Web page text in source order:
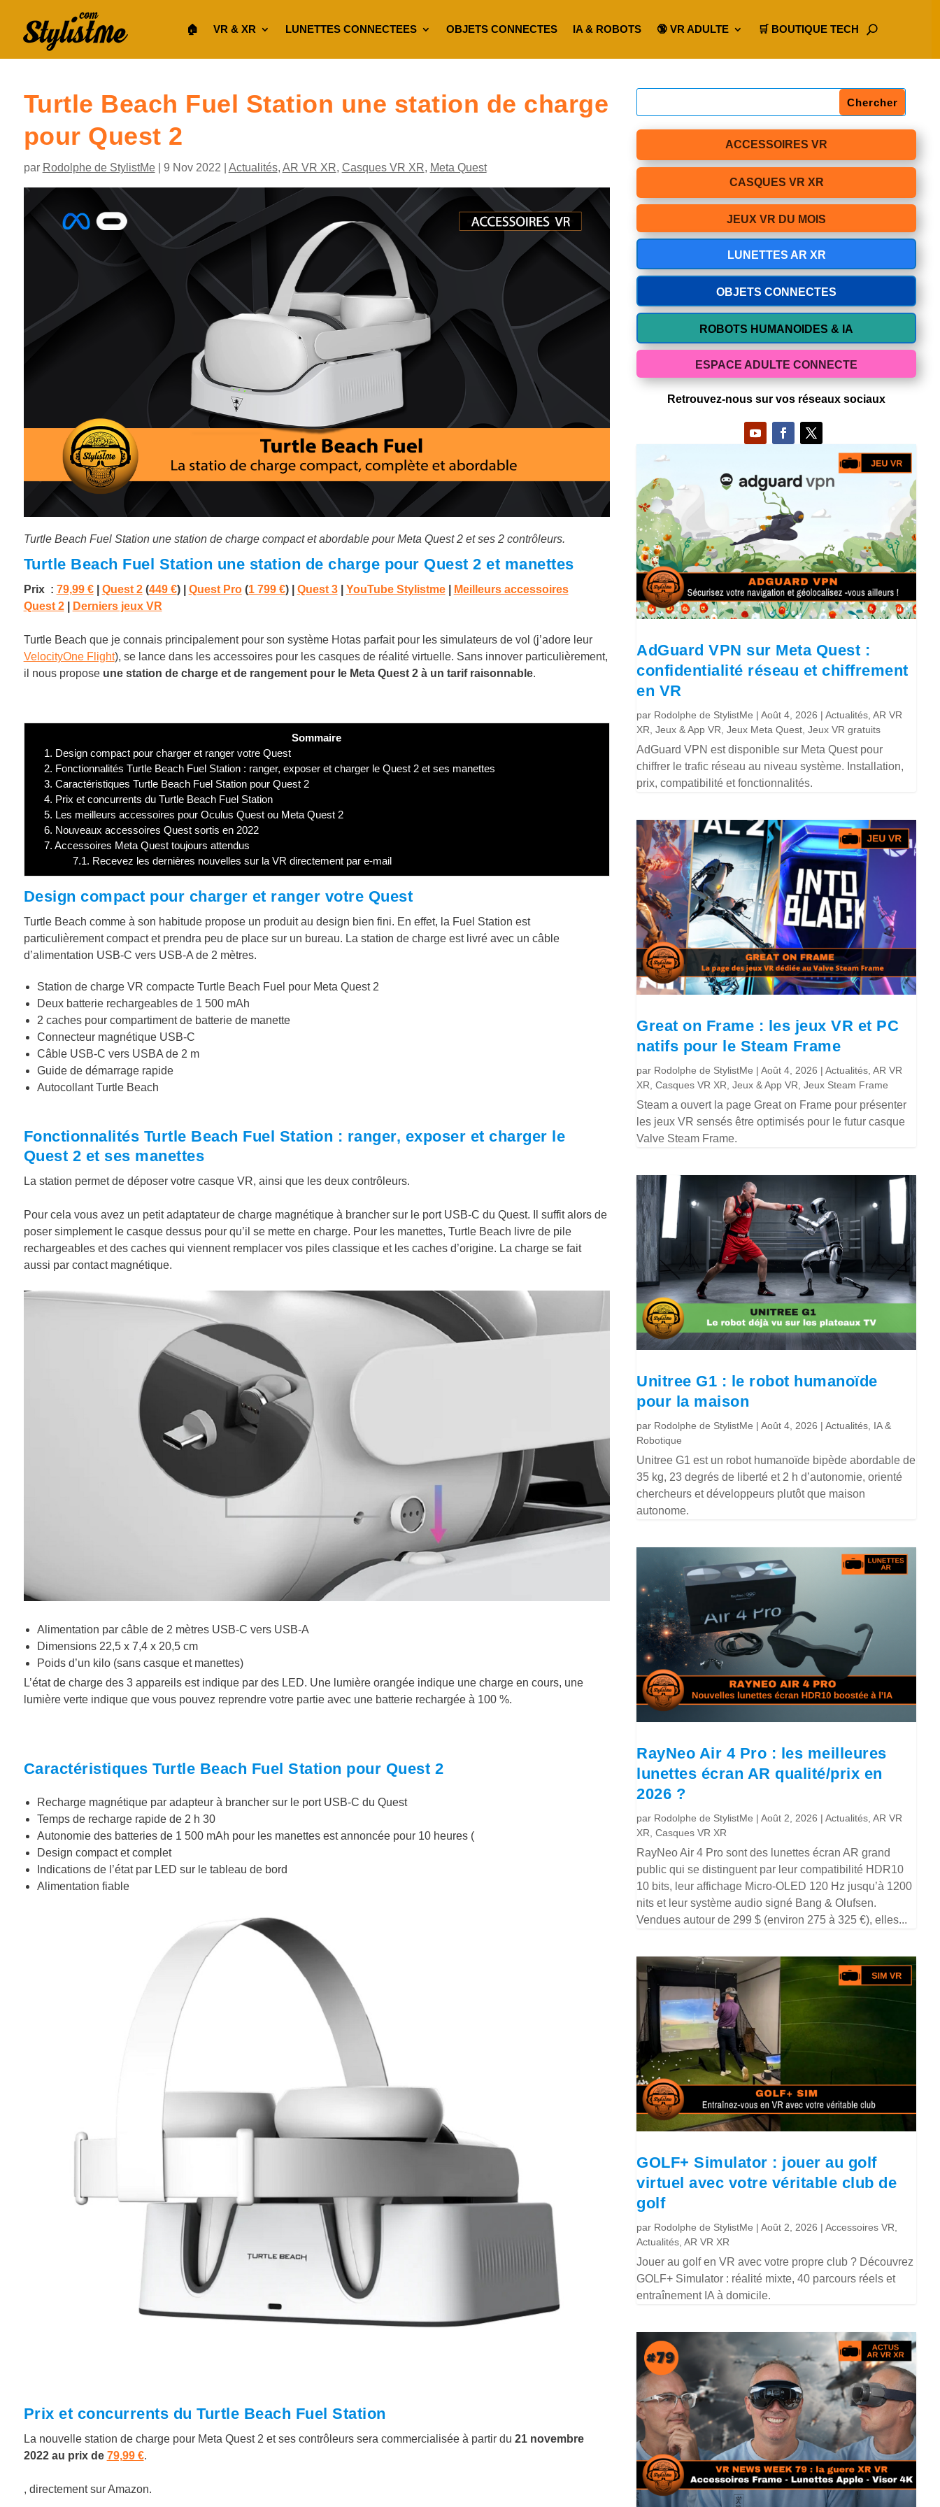
🏠︎ VR & XR LUNETTES CONNECTEES OBJETS CONNECTES IA & ROBOTS 🔞 VR ADULTE 🛒 BOUTIQUE TECH
Turtle Beach Fuel Station une station de charge
pour Quest 2
par Rodolphe de StylistMe| 9 Nov 2022 Actualités, AR VR XR, Casques VR XR, Meta Quest
Turtle Beach Fuel Station une station de charge compact et abordable pour Meta Quest 2 et ses 2 contrôleurs.
Turtle Beach Fuel Station une station de charge pour Quest 2 et manettes
Prix : 79,99 €| Quest 2(449 €) | Quest Pro(1 799 €) Quest 3| YouTube Stylistme|
Meilleurs accessoires
Quest 2
Derniers jeux VR
Turtle Beach que je connais principalement pour son système Hotas parfait pour les simulateurs de vol (j’adore leur
VelocityOne Flight), se lance dans les accessoires pour les casques de réalité virtuelle. Sans innover particulièrement,
il nous propose une station de charge et de rangement pour le Meta Quest 2 à un tarif raisonnable.
Sommaire
1. Design compact pour charger et ranger votre Quest
2. Fonctionnalités Turtle Beach Fuel Station : ranger, exposer et charger le Quest 2 et ses manettes
3. Caractéristiques Turtle Beach Fuel Station pour Quest 2
4. Prix et concurrents du Turtle Beach Fuel Station
5. Les meilleurs accessoires pour Oculus Quest ou Meta Quest 2
6. Nouveaux accessoires Quest sortis en 2022
7. Accessoires Meta Quest toujours attendus
7.1. Recevez les dernières nouvelles sur la VR directement par e-mail
Design compact pour charger et ranger votre Quest
Turtle Beach comme à son habitude propose un produit au design bien fini. En effet, la Fuel Station est
particulièrement compact et prendra peu de place sur un bureau. La station de charge est livré avec un câble
d’alimentation USB-C vers USB-A de 2 mètres.
Station de charge VR compacte Turtle Beach Fuel pour Meta Quest 2
Deux batterie rechargeables de 1 500 mAh
2 caches pour compartiment de batterie de manette
Connecteur magnétique USB-C
Câble USB-C vers USBA de 2 m
Guide de démarrage rapide
Autocollant Turtle Beach
Fonctionnalités Turtle Beach Fuel Station : ranger, exposer et charger le
Quest 2 et ses manettes
La station permet de déposer votre casque VR, ainsi que les deux contrôleurs.
Pour cela vous avez un petit adaptateur de charge magnétique à brancher sur le port USB-C du Quest. Il suffit alors de
poser simplement le casque dessus pour qu’il se mette en charge. Pour les manettes, Turtle Beach livre de pile
rechargeables et des caches qui viennent remplacer vos piles classique et les caches d’origine. La charge se fait
aussi par contact magnétique.
Alimentation par câble de 2 mètres USB-C vers USB-A
Dimensions 22,5 x 7,4 x 20,5 cm
Poids d’un kilo (sans casque et manettes)
L’état de charge des 3 appareils est indique par des LED. Une lumière orangée indique une charge en cours, une
lumière verte indique que vous pouvez reprendre votre partie avec une batterie rechargée à 100 %.
Caractéristiques Turtle Beach Fuel Station pour Quest 2
Recharge magnétique par adapteur à brancher sur le port USB-C du Quest
Temps de recharge rapide de 2 h 30
Autonomie des batteries de 1 500 mAh pour les manettes est annoncée pour 10 heures (
Design compact et complet
Indications de l’état par LED sur le tableau de bord
Alimentation fiable
Prix et concurrents du Turtle Beach Fuel Station
La nouvelle station de charge pour Meta Quest 2 et ses contrôleurs sera commercialisée à partir du 21 novembre
2022 au prix de 79,99 €.
, directement sur Amazon.
ACCESSOIRES VR
CASQUES VR XR
JEUX VR DU MOIS
LUNETTES AR XR
OBJETS CONNECTES
ROBOTS HUMANOIDES & IA
ESPACE ADULTE CONNECTE
Retrouvez-nous sur vos réseaux sociaux
AdGuard VPN sur Meta Quest :
confidentialité réseau et chiffrement
en VR
par Rodolphe de StylistMe |Août 4, 2026 |Actualités ,AR VR
XR ,Jeux & App VR ,Jeux Meta Quest ,Jeux VR gratuits
AdGuard VPN est disponible sur Meta Quest pour
chiffrer le trafic réseau au niveau système. Installation,
prix, compatibilité et fonctionnalités.
Great on Frame : les jeux VR et PC
natifs pour le Steam Frame
par Rodolphe de StylistMe |Août 4, 2026 |Actualités ,AR VR
XR ,Casques VR XR ,Jeux & App VR ,Jeux Steam Frame
Steam a ouvert la page Great on Frame pour présenter
les jeux VR sensés être optimisés pour le futur casque
Valve Steam Frame.
Unitree G1 : le robot humanoïde
pour la maison
par Rodolphe de StylistMe |Août 4, 2026 |Actualités IA &
Robotique
Unitree G1 est un robot humanoïde bipède abordable de
35 kg, 23 degrés de liberté et 2 h d’autonomie, orienté
chercheurs et développeurs plutôt que maison
autonome.
RayNeo Air 4 Pro : les meilleures
lunettes écran AR qualité/prix en
2026 ?
par Rodolphe de StylistMe |Août 2, 2026 |Actualités ,AR VR
XR ,Casques VR XR
RayNeo Air 4 Pro sont des lunettes écran AR grand
public qui se distinguent par leur compatibilité HDR10
10 bits, leur affichage Micro-OLED 120 Hz jusqu’à 1200
nits et leur système audio signé Bang & Olufsen.
Vendues autour de 299 $ (environ 275 à 325 €), elles...
GOLF+ Simulator : jouer au golf
virtuel avec votre véritable club de
golf
par Rodolphe de StylistMe |Août 2, 2026 |Accessoires VR
Actualités ,AR VR XR
Jouer au golf en VR avec votre propre club ? Découvrez
GOLF+ Simulator : réalité mixte, 40 parcours réels et
entraînement IA à domicile.